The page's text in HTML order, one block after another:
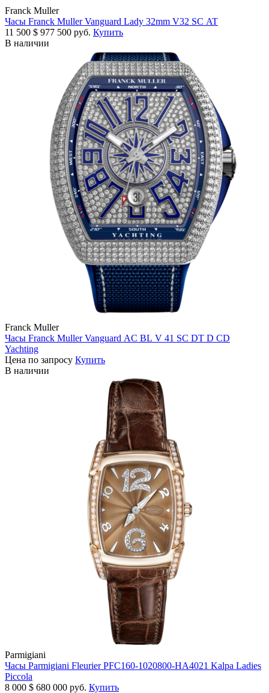
Franck Muller
Часы Franck Muller Vanguard Lady 32mm V32 SC AT
11 500 $ 977 500 руб. Купить
В наличии
Franck Muller
Часы Franck Muller Vanguard AC BL V 41 SC DT D CD
Yachting
Цена по запросу Купить
В наличии
Parmigiani
Часы Parmigiani Fleurier PFC160-1020800-HA4021 Kalpa Ladies
Piccola
8 000 $ 680 000 руб. Купить